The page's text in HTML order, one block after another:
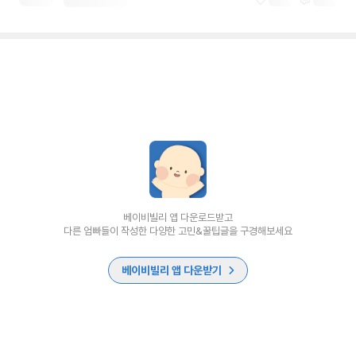
베이비빌리 앱 다운로드받고
다른 엄빠들이 작성한 다양한 고민&꿀팁글을 구경해보세요
베이비빌리 앱 다운받기